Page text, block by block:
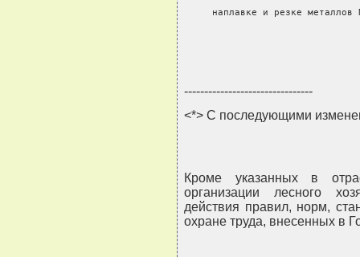
наплавке и резке металлов
--------------------------------
<*> С последующими
Кроме указанных в
организации лесного
действия правил, норм,
охране труда, внесенных в